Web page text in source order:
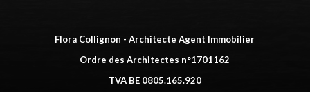
Flora Collignon - Architecte Agent Immobilier
Ordre des Architectes n°1701162
TVA BE 0805.165.920